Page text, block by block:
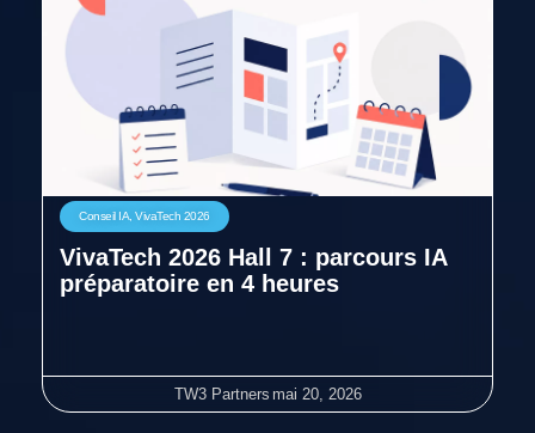
Conseil IA, VivaTech 2026
VivaTech 2026 Hall 7 : parcours IA
préparatoire en 4 heures
TW3 Partners mai 20, 2026